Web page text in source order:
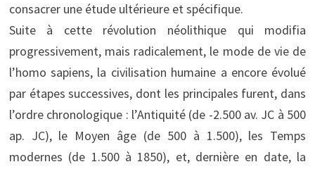
consacrer une étude ultérieure et spécifique.
Suite à cette révolution néolithique qui modifia
progressivement, mais radicalement, le mode de vie de
l’homo sapiens, la civilisation humaine a encore évolué
par étapes successives, dont les principales furent, dans
l’ordre chronologique : l’Antiquité (de -2.500 av. JC à 500
ap. JC), le Moyen âge (de 500 à 1.500), les Temps
modernes (de 1.500 à 1850), et, dernière en date, la